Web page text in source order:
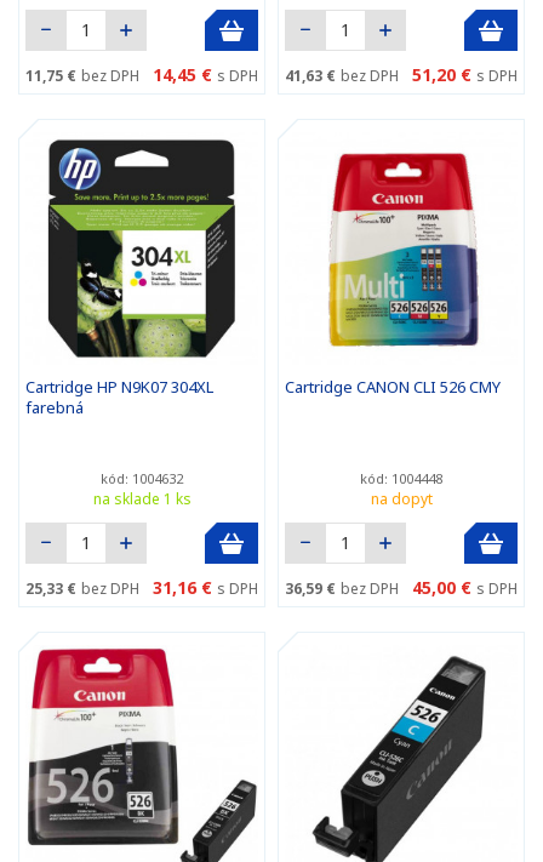
11,75 € bez DPH 14,45 € s DPH 41,63 € bez DPH 51,20 € s DPH
Cartridge HP N9K07 304XL
farebná
kód: 1004632
na sklade 1 ks
25,33 € bez DPH 31,16 € s DPH
Cartridge CANON CLI 526 CMY
kód: 1004448
na dopyt
36,59 € bez DPH 45,00 € s DPH